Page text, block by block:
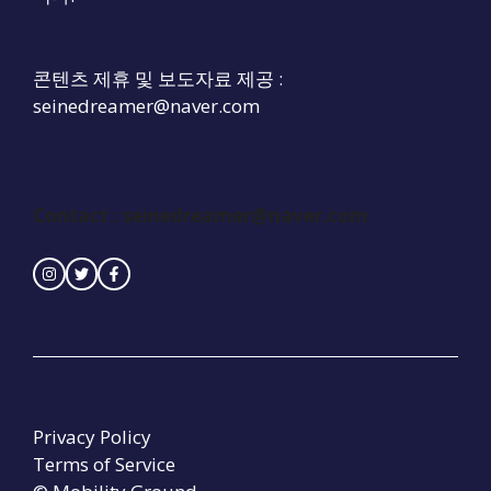
콘텐츠 제휴 및 보도자료 제공 :
seinedreamer@naver.com
Contact : seinedreamer@naver.com
Privacy Policy
Terms of Service